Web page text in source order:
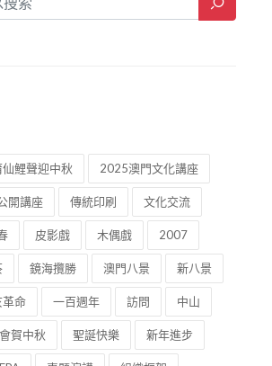
仙鯉聲迎中秋 2025澳門文化講座
開講座 傳統印刷 文化交流
皮影戲 木偶戲 2007
鏡海攬勝 澳門八景 新八景
革命 一百週年 訪問 中山
賀中秋 聖誕快樂 新年進步
專題演講 組織框架